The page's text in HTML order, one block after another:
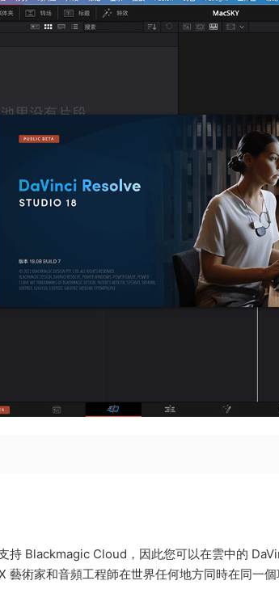
持 Blackmagic Cloud，因此您可以在雲中的
藝術家和音頻工程師在世界任何地方同時在同一個